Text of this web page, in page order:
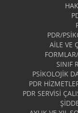
PDR/
AILE VE
SINIF
PSIKOLOJIK
PDR
PDR SERVISI